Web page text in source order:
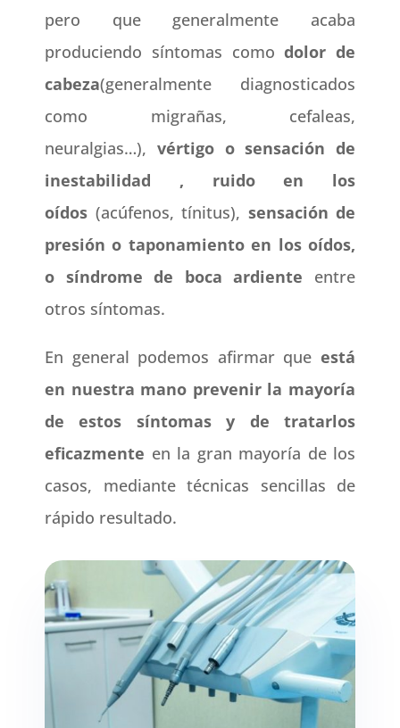
pero que generalmente acaba
produciendo síntomas comodolor de
cabeza(generalmente diagnosticados
como migrañas, cefaleas,
neuralgias…), vértigo o sensación de
inestabilidad , ruido en los
oídos (acúfenos, tínitus), sensación de
presión o taponamiento en los oídos,
o síndrome de boca ardiente entre
otros síntomas.
En general podemos afirmar que está
en nuestra mano prevenir la mayoría
de estos síntomas y de tratarlos
eficazmente en la gran mayoría de los
casos, mediante técnicas sencillas de
rápido resultado.